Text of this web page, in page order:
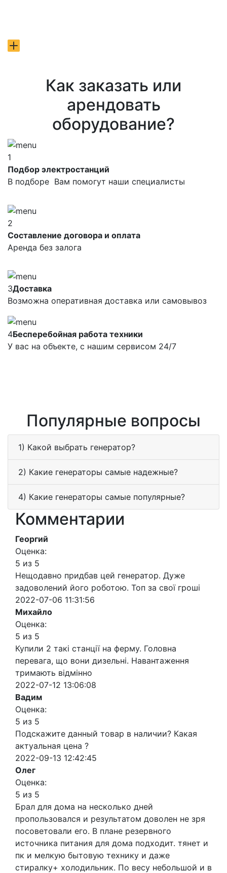
Как заказать или
арендовать
оборудование?
1
Подбор электростанций
В подборе Вам помогут наши специалисты
2
Составление договора и оплата
Аренда без залога
3Доставка
Возможна оперативная доставка или самовывоз
4Бесперебойная работа техники
У вас на объекте, с нашим сервисом 24/7
Популярные вопросы
1) Какой выбрать генератор?
2) Какие генераторы самые надежные?
4) Какие генераторы самые популярные?
Комментарии
Георгий
Оценка:
5 из 5
Нещодавно придбав цей генератор. Дуже
задоволений його роботою. Топ за свої гроші
2022-07-06 11:31:56
Михайло
Оценка:
5 из 5
Купили 2 такі станції на ферму. Головна
перевага, що вони дизельні. Навантаження
тримають відмінно
2022-07-12 13:06:08
Вадим
Оценка:
5 из 5
Подскажите данный товар в наличии? Какая
актуальная цена ?
2022-09-13 12:42:45
Олег
Оценка:
5 из 5
Брал для дома на несколько дней
пропользовался и результатом доволен не зря
посоветовали его. В плане резервного
источника питания для дома подходит. тянет и
пк и мелкую бытовую технику и даже
стиралку+ холодильник. По весу небольшой и в